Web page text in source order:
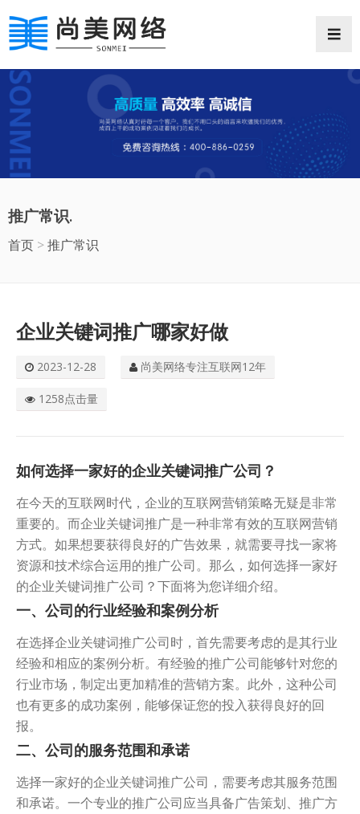
网站首页
网站案例
推广常识
抖音推广
关于我们
推广常识.
首页 >推广常识
企业关键词推广哪家好做
2023-12-28 尚美网络专注互联网12年
1258点击量
如何选择一家好的企业关键词推广公司？
在今天的互联网时代，企业的互联网营销策略无疑是非常
重要的。而企业关键词推广是一种非常有效的互联网营销
方式。如果想要获得良好的广告效果，就需要寻找一家将
资源和技术综合运用的推广公司。那么，如何选择一家好
的企业关键词推广公司？下面将为您详细介绍。
一、公司的行业经验和案例分析
在选择企业关键词推广公司时，首先需要考虑的是其行业
经验和相应的案例分析。有经验的推广公司能够针对您的
行业市场，制定出更加精准的营销方案。此外，这种公司
也有更多的成功案例，能够保证您的投入获得良好的回
报。
二、公司的服务范围和承诺
选择一家好的企业关键词推广公司，需要考虑其服务范围
和承诺。一个专业的推广公司应当具备广告策划、推广方